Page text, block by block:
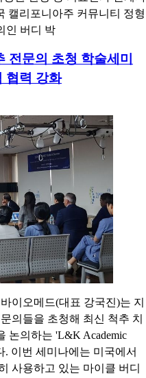
캘리포니아주 커뮤니티 정형
인 버디 박
전문의 초청 학술세미
협력 강화
이오메드(대표 강국진)는 지
의들을 초청해 최신 척추 치
논의하는 'L&K Academic
. 이번 세미나에는 미국에서
사용하고 있는 마이클 버디